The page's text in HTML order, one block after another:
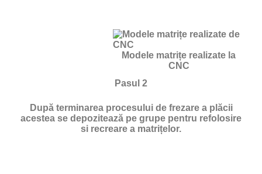
Modele matrițe realizate la
CNC
Pasul 2
După terminarea procesului de frezare a plăcii
acestea se depozitează pe grupe pentru refolosire
si recreare a matrițelor.